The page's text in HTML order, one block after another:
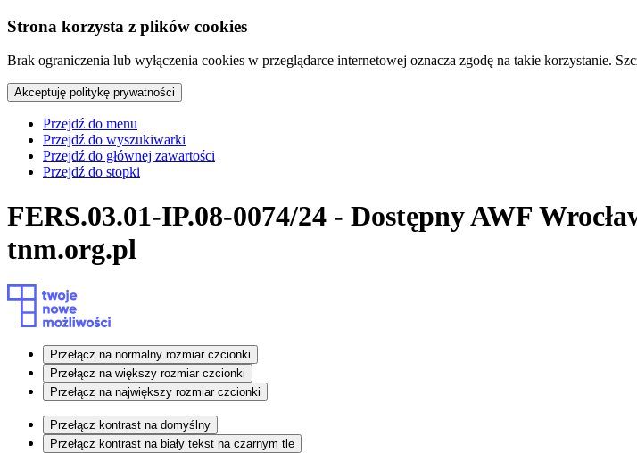
Strona korzysta z plików cookies
Brak ograniczenia lub wyłączenia cookies w przeglądarce internetowej oznacza zgodę na takie korzystanie.
Akceptuję politykę prywatności
Przejdź do menu
Przejdź do wyszukiwarki
Przejdź do głównej zawartości
Przejdź do stopki
FERS.03.01-IP.08-0074/24 - Dostępny AWF
tnm.org.pl
Przełącz na normalny rozmiar czcionki
Przełącz na większy rozmiar czcionki
Przełącz na największy rozmiar czcionki
Przełącz kontrast na domyślny
Przełącz kontrast na biały tekst na czarnym tle